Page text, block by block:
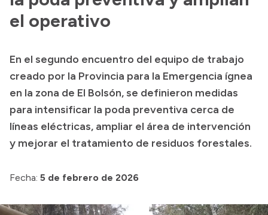
Delegaciones
Normativa
Accesos directos
SIU GUARANÍ
SECUNDARIO
TECNICATURAS
el operativo
En el segundo encuentro del equipo de trabajo
creado por la Provincia para la Emergencia ígnea
en la zona de El Bolsón, se definieron medidas
para intensificar la poda preventiva cerca de
líneas eléctricas, ampliar el área de intervención
y mejorar el tratamiento de residuos forestales.
Fecha: 5 de febrero de 2026